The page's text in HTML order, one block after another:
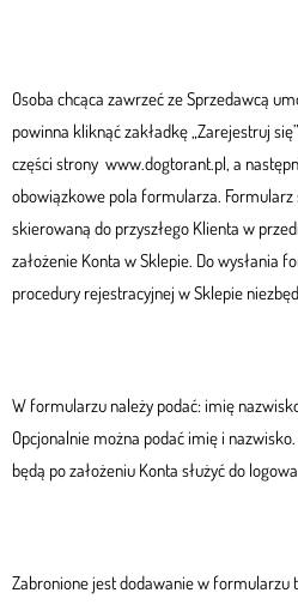
Osoba chcąca zawrzeć ze Sprzedawcą
powinna kliknąć zakładkę „Zarejestruj
części strony www.dogtorant.pl, a
obowiązkowe pola formularza.
skierowaną do przyszłego Klienta w
założenie Konta w Sklepie. Do wysłania
procedury rejestracyjnej w Sklepie
W formularzu należy podać: imię
Opcjonalnie można podać imię i
będą po założeniu Konta służyć do
Zabronione jest dodawanie w formularzu